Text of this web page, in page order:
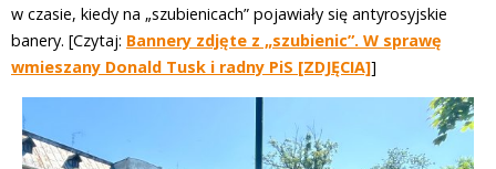
w czasie, kiedy na „szubienicach” pojawiały się antyrosyjskie
banery. [Czytaj: Bannery zdjęte z „szubienic”. W sprawę
wmieszany Donald Tusk i radny PiS [ZDJĘCIA]]